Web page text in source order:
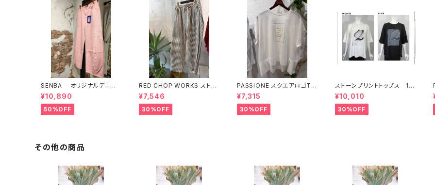
SENBA オリジナルデニ
ム ピンク
¥10,890
50%OFF
RED CHOP WORKS ストラ
イプ柄パンツ 【36352581】
¥7,546
30%OFF
PASSIONE スクエアロゴT
【626938】
¥7,315
30%OFF
ストーンプリントトップス 17
634
¥10,010
30%OFF
その他の商品